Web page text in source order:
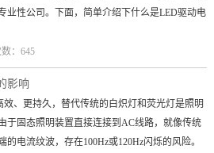
业性公司。下面，简单介绍下什么是LED驱动电
：645
影响
、更持久，替代传统的白炽灯和荧光灯是照明
于固态照明装置直接连接到AC线路，就像传统
电流纹波，存在100Hz或120Hz闪烁的风险。